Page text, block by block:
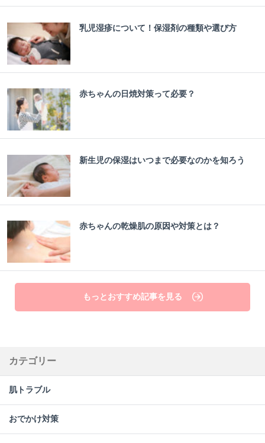
乳児湿疹について！保湿剤の種類や選び方
赤ちゃんの日焼対策って必要？
新生児の保湿はいつまで必要なのかを知ろう
赤ちゃんの乾燥肌の原因や対策とは？
もっとおすすめ記事を見る
カテゴリー
肌トラブル
おでかけ対策